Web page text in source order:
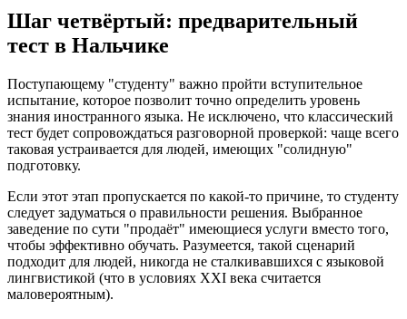
Шаг четвёртый: предварительный
тест в Нальчике
Поступающему "студенту" важно пройти вступительное
испытание, которое позволит точно определить уровень
знания иностранного языка. Не исключено, что классический
тест будет сопровождаться разговорной проверкой: чаще всего
таковая устраивается для людей, имеющих "солидную"
подготовку.
Если этот этап пропускается по какой-то причине, то студенту
следует задуматься о правильности решения. Выбранное
заведение по сути "продаёт" имеющиеся услуги вместо того,
чтобы эффективно обучать. Разумеется, такой сценарий
подходит для людей, никогда не сталкивавшихся с языковой
лингвистикой (что в условиях XXI века считается
маловероятным).